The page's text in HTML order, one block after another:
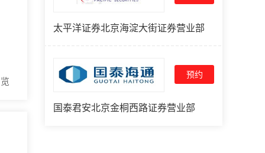
太平洋证券北京海淀大街证券营业部
预约
国泰君安北京金桐西路证券营业部